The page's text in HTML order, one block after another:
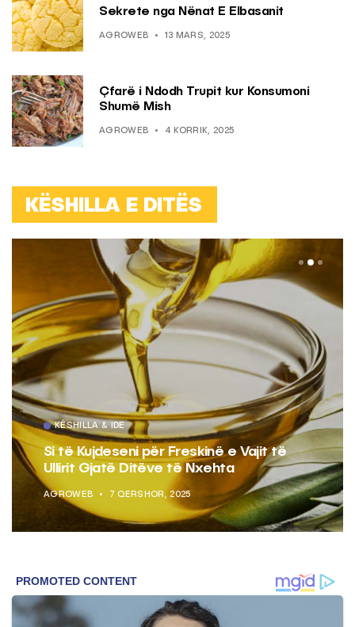
Sekrete nga Nënat E Elbasanit
AGROWEB 13 MARS, 2025
Çfarë i Ndodh Trupit kur Konsumoni
Shumë Mish
AGROWEB 4 KORRIK, 2025
KËSHILLA E DITËS
KËSHILLA & IDE
Si të Kujdeseni për Freskinë e Vajit të
Ullirit Gjatë Ditëve të Nxehta
AGROWEB 7 QERSHOR, 2025